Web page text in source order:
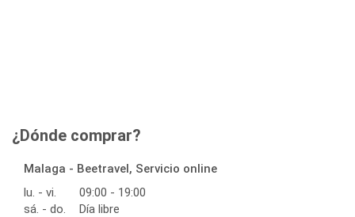
¿Dónde comprar?
Malaga - Beetravel, Servicio online
lu. - vi.
09:00 - 19:00
sá. - do.
Día libre